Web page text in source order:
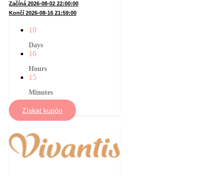
Začíná 2026-08-02 22:00:00
Končí 2026-08-16 21:59:00
10
Days
16
Hours
15
Minutes
Získat kupón